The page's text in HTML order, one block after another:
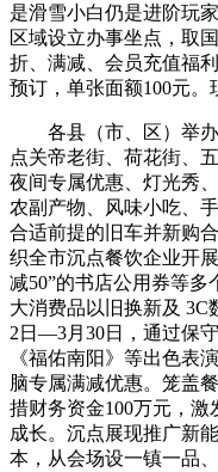
是滑雪小白仍是进阶玩
区域设立办事坐点，取
折、满减、会员充值福
预订，单张面额100元。
各县（市、区）举办
点关帝老街、荷花街、
夜间专属优惠、灯光秀
农副产物、风味小吃、
合适前提的旧车并新购
织全市沉点餐饮企业开
减50”的书店公用券等
大消费品以旧换新及 3C
2日—3月30日，通过保
《福佑南阳》等出色表
脑专属满减优惠。笼盖
措财务资金100万元，
成长。沉点展现推广新
本，从会场设一镇一品